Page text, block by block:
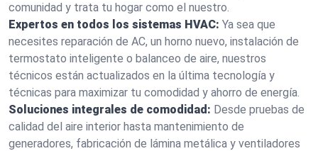
comunidad y trata tu hogar como el nuestro.
Expertos en todos los sistemas HVAC: Ya sea que
necesites reparación de AC, un horno nuevo, instalación de
termostato inteligente o balanceo de aire, nuestros
técnicos están actualizados en la última tecnología y
técnicas para maximizar tu comodidad y ahorro de energía.
Soluciones integrales de comodidad: Desde pruebas de
calidad del aire interior hasta mantenimiento de
generadores, fabricación de lámina metálica y ventiladores